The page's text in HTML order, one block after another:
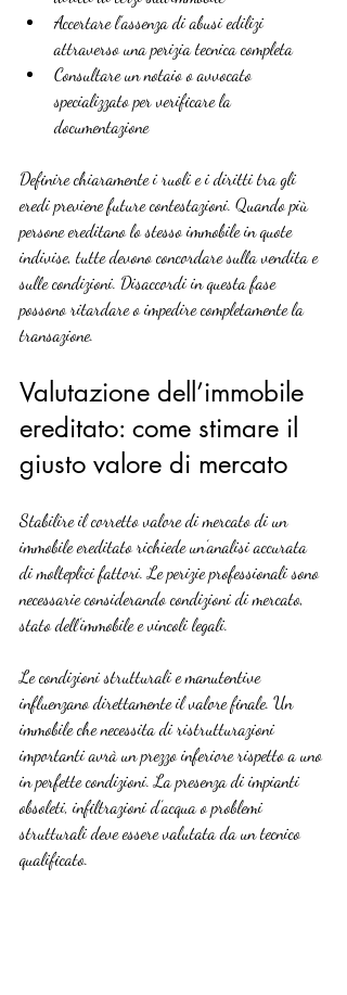
Accertare l’assenza di abusi edilizi
attraverso una perizia tecnica completa
Consultare un notaio o avvocato
specializzato per verificare la
documentazione
Definire chiaramente i ruoli e i diritti tra gli
eredi previene future contestazioni. Quando più
persone ereditano lo stesso immobile in quote
indivise, tutte devono concordare sulla vendita e
sulle condizioni. Disaccordi in questa fase
possono ritardare o impedire completamente la
transazione.
Valutazione dell’immobile
ereditato: come stimare il
giusto valore di mercato
Stabilire il corretto valore di mercato di un
immobile ereditato richiede un’analisi accurata
di molteplici fattori. Le perizie professionali sono
necessarie considerando condizioni di mercato,
stato dell’immobile e vincoli legali.
Le condizioni strutturali e manutentive
influenzano direttamente il valore finale. Un
immobile che necessita di ristrutturazioni
importanti avrà un prezzo inferiore rispetto a uno
in perfette condizioni. La presenza di impianti
obsoleti, infiltrazioni d’acqua o problemi
strutturali deve essere valutata da un tecnico
qualificato.